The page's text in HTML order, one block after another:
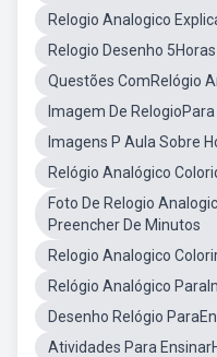
Relogio Analogico
Relogio Desenho 5Horas
Questões ComRelógio
Imagem De
Imagens P Aula Sobre
Relógio Analógico
Foto De Relogio
Preencher De Minutos
Relogio Analogico
Relógio Analógico
Desenho Relógio
Atividades Para